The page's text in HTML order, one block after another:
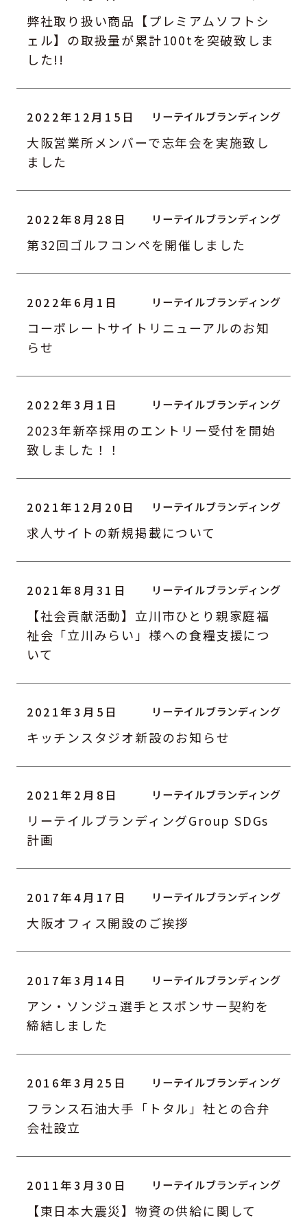
弊社取り扱い商品【プレミアムソフトシ
ェル】の取扱量が累計100tを突破致しま
した!!
2022年12月15日
大阪営業所メンバーで忘年会を実施致し
ました
2022年8月28日
第32回ゴルフコンペを開催しました
2022年6月1日
コーポレートサイトリニューアルのお知
らせ
2022年3月1日
2023年新卒採用のエントリー受付を開始
致しました！！
2021年12月20日
求人サイトの新規掲載について
2021年8月31日
【社会貢献活動】立川市ひとり親家庭福
祉会「立川みらい」様への食糧支援につ
いて
2021年3月5日
キッチンスタジオ新設のお知らせ
2021年2月8日
リーテイルブランディングGroup SDGs
計画
2017年4月17日
大阪オフィス開設のご挨拶
2017年3月14日
アン・ソンジュ選手とスポンサー契約を
締結しました
2016年3月25日
フランス石油大手「トタル」社との合弁
会社設立
2011年3月30日
【東日本大震災】物資の供給に関して